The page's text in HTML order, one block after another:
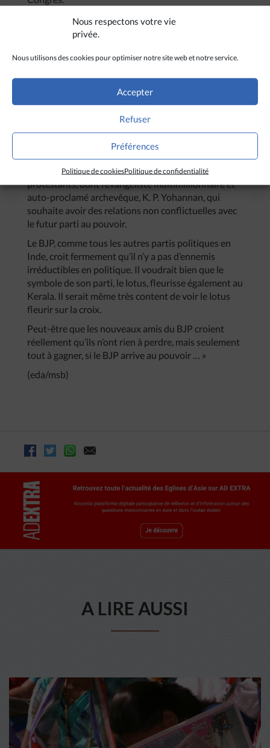
Nous respectons votre vie
privée.
Nous utilisons des cookies pour optimiser notre site web et notre service.
Accepter
Refuser
Préférences
Politique de cookiesPolitique de confidentialité
Le BJP a donc désespérément besoin de se
rapprocher des chrétiens au Kerala afin de
habitudes électorales.« Rallier les chrétiens est très
aura de ‘bon gouvernant’[en tant que ministre-
capitale pour convaincre les leaders chrétiens »
Selon des sources internes au parti hindouiste, le
BJP a déjà pris contact avec des groupes
protestants, dont l’évangéliste multimillionnaire et
auto-proclamé archevêque, K. P. Yohannan, qui
souhaite avoir des relations non conflictuelles avec
le futur parti au pouvoir.
Le BJP, comme tous les autres partis politiques en
Inde, croit fermement qu’il n’y a pas d’ennemis
irréductibles en politique. Il voudrait bien que le
symbole de son parti, le lotus, fleurisse également au
Kerala. Il serait même très content de voir le lotus
fleurir sur la croix.
Peut-être que les nouveaux amis du BJP croient
réellement qu’ils n’ont rien à perdre, mais seulement
tout à gagner, si le BJP arrive au pouvoir … »
(eda/msb)
A LIRE AUSSI